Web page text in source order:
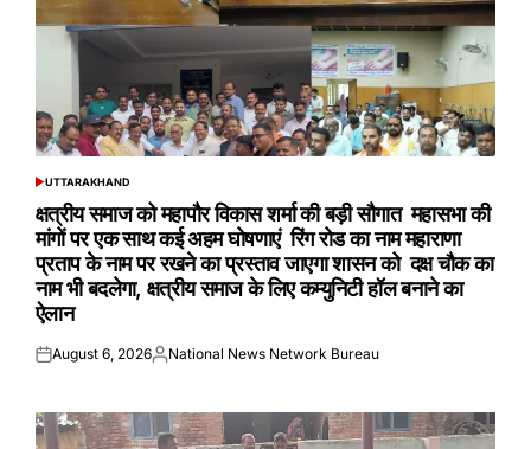
POSTED
UTTARAKHAND
क्षत्रीय समाज को महापौर विकास शर्मा की बड़ी सौगात महासभा की
मांगों पर एक साथ कई अहम घोषणाएं रिंग रोड का नाम महाराणा
प्रताप के नाम पर रखने का प्रस्ताव जाएगा शासन को दक्ष चौक का
नाम भी बदलेगा, क्षत्रीय समाज के लिए कम्युनिटी हॉल बनाने का
ऐलान
Posted
August 6, 2026Posted
National News Network Bureau